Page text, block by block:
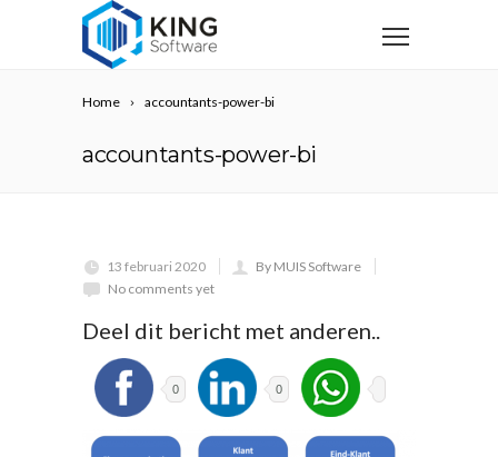
Home accountants-power-bi
accountants-power-bi
13 februari 2020
By MUIS Software
No comments yet
Deel dit bericht met anderen..
0 0